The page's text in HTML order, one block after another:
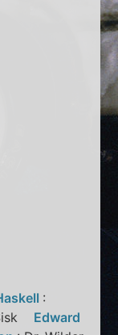
:
Edward